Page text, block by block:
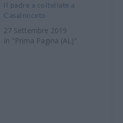
il padre a coltellate a
Casalnoceto
27 Settembre 2019
In "Prima Pagina (AL)"